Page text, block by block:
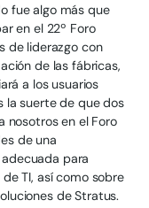
fue algo más que
en el 22º Foro
de liderazgo con
de las fábricas,
a los usuarios
la suerte de que dos
nosotros en el Foro
de una
para
TI, así como sobre
de Stratus.